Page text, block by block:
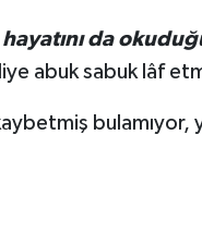
hayatını da
abuk sabuk lâf
bulamıyor,